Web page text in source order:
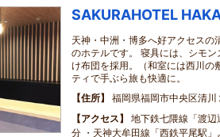
SAKURAHOTEL
天神・中洲・博多へ好アクセスの
のホテルです。 寝具には、シモ
け布団を採用。（和室には西川の
ティで手ぶら旅も快適に。
住所
福岡県福岡市中央区清川
アクセス
地下鉄七隈線「渡辺
分 ・天神大牟田線「西鉄平尾駅